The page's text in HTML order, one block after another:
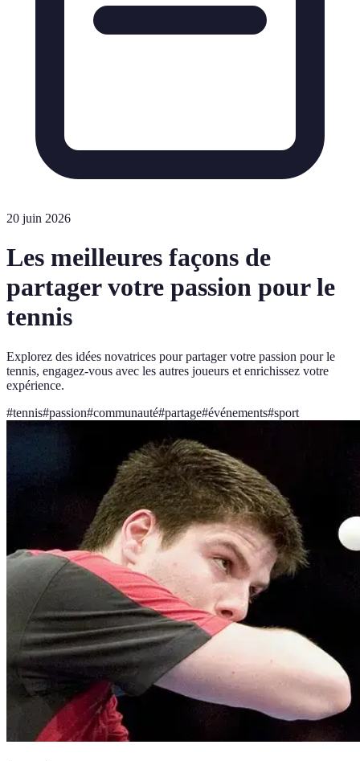
20 juin 2026
Les meilleures façons de
partager votre passion pour le
tennis
Explorez des idées novatrices pour partager votre passion pour le
tennis, engagez-vous avec les autres joueurs et enrichissez votre
expérience.
#tennis#passion#communauté#partage#événements#sport